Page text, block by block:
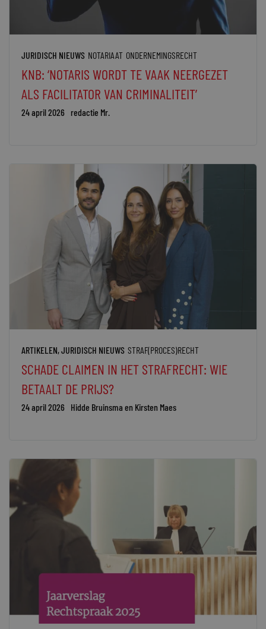
JURIDISCH NIEUWS NOTARIAAT ONDERNEMINGSRECHT
KNB: ‘NOTARIS WORDT TE VAAK NEERGEZET
ALS FACILITATOR VAN CRIMINALITEIT’
24 april 2026 redactie Mr.
ARTIKELEN,JURIDISCH NIEUWS STRAF(PROCES)RECHT
SCHADE CLAIMEN IN HET STRAFRECHT: WIE
BETAALT DE PRIJS?
24 april 2026 Hidde Bruinsma en Kirsten Maes